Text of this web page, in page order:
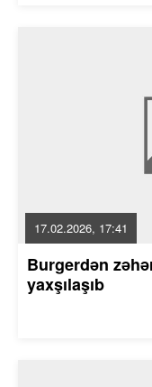
17.02.2026, 17:41
Burgerdən
yaxşılaşıb